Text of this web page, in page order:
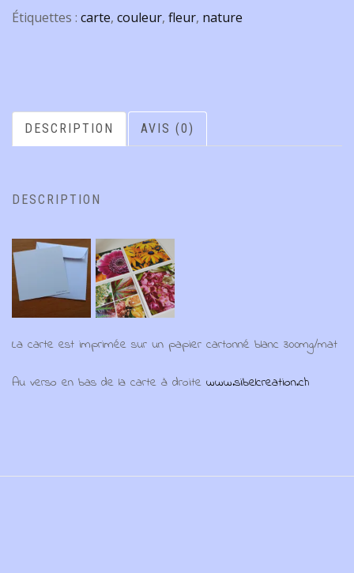
Étiquettes : carte, couleur, fleur, nature
DESCRIPTION AVIS (0)
DESCRIPTION
La carte est imprimée sur un papier cartonné blanc 300mg/mat
Au verso en bas de la carte à droite www.sibelcreation.ch